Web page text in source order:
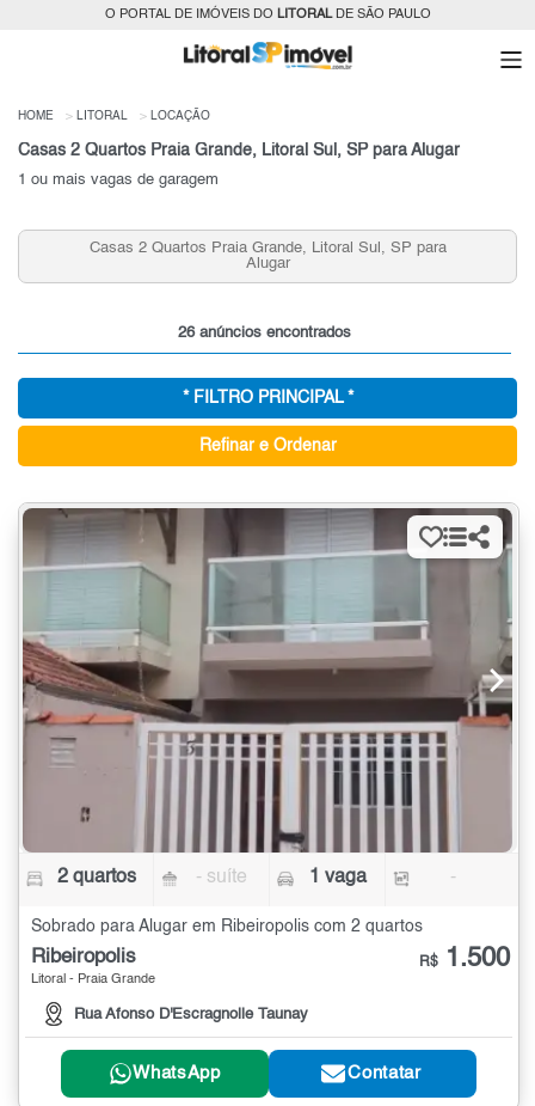
O PORTAL DE IMÓVEIS DO LITORALDE SÃO PAULO
HOME LITORAL LOCAÇÃO
Casas 2 Quartos Praia Grande, Litoral Sul, SP para Alugar
1 ou mais vagas de garagem
Casas 2 Quartos Praia Grande, Litoral Sul, SP para
Alugar
26 anúncios encontrados
* FILTRO PRINCIPAL *
Refinar e Ordenar
2 quartos - suíte 1 vaga -
Sobrado para Alugar em Ribeiropolis com 2 quartos
Ribeiropolis
Litoral - Praia Grande
Rua Afonso D'Escragnolle Taunay
R$ 1.500
WhatsApp Contatar